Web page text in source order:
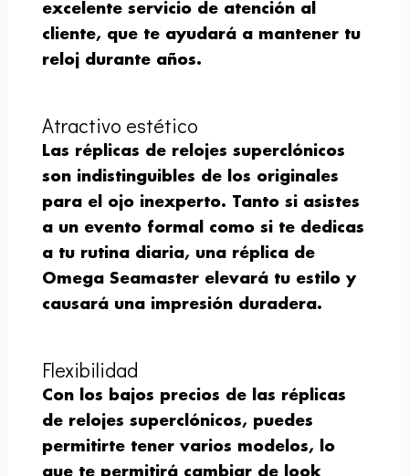
excelente servicio de atención al
cliente, que te ayudará a mantener tu
reloj durante años.
Atractivo estético
Las réplicas de relojes superclónicos
son indistinguibles de los originales
para el ojo inexperto. Tanto si asistes
a un evento formal como si te dedicas
a tu rutina diaria, una réplica de
Omega Seamaster elevará tu estilo y
causará una impresión duradera.
Flexibilidad
Con los bajos precios de las réplicas
de relojes superclónicos, puedes
permitirte tener varios modelos, lo
que te permitirá cambiar de look